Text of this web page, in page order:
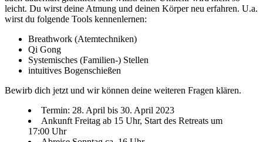
leicht. Du wirst deine Atmung und deinen Körper neu erfahren. U.a.
wirst du folgende Tools kennenlernen:
Breathwork (Atemtechniken)
Qi Gong
Systemisches (Familien-) Stellen
intuitives Bogenschießen
Bewirb dich jetzt und wir können deine weiteren Fragen klären.
Termin: 28. April bis 30. April 2023
Ankunft Freitag ab 15 Uhr, Start des Retreats um
17:00 Uhr